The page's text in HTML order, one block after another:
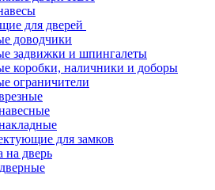
для дверей
доводчики
задвижки и шпингалеты
коробки, наличники и доборы
ограничители
для замков
на дверь